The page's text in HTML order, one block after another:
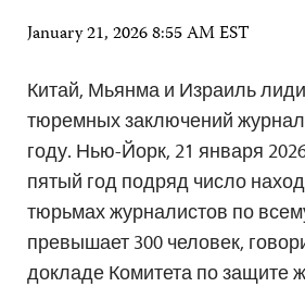
January 21, 2026 8:55 AM EST
Китай, Мьянма и Израиль
тюремных заключений
году. Нью-Йорк, 21 января
пятый год подряд число
тюрьмах журналистов по
превышает 300 человек,
докладе Комитета по защите